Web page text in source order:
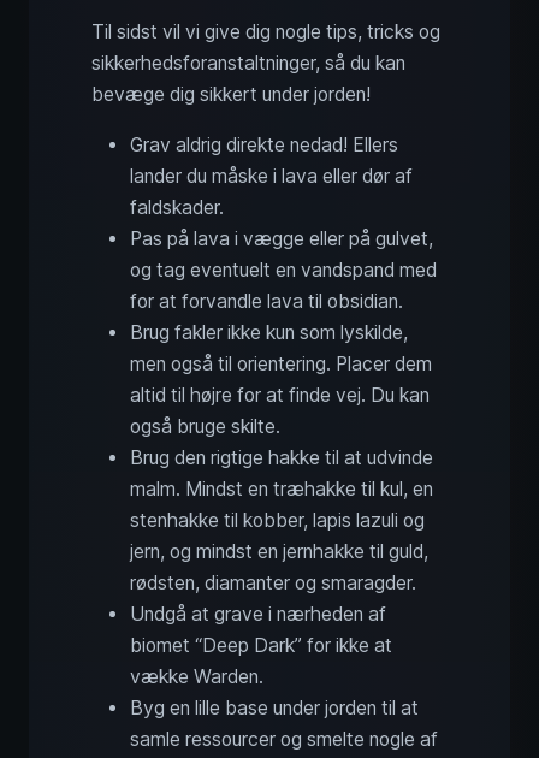
Til sidst vil vi give dig nogle tips, tricks og
sikkerhedsforanstaltninger, så du kan
bevæge dig sikkert under jorden!
Grav aldrig direkte nedad! Ellers
lander du måske i lava eller dør af
faldskader.
Pas på lava i vægge eller på gulvet,
og tag eventuelt en vandspand med
for at forvandle lava til obsidian.
Brug fakler ikke kun som lyskilde,
men også til orientering. Placer dem
altid til højre for at finde vej. Du kan
også bruge skilte.
Brug den rigtige hakke til at udvinde
malm. Mindst en træhakke til kul, en
stenhakke til kobber, lapis lazuli og
jern, og mindst en jernhakke til guld,
rødsten, diamanter og smaragder.
Undgå at grave i nærheden af
biomet “Deep Dark” for ikke at
vække Warden.
Byg en lille base under jorden til at
samle ressourcer og smelte nogle af